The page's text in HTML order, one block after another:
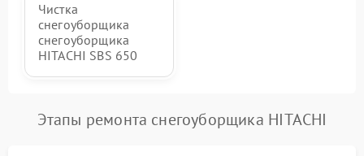
Чистка
снегоуборщика
снегоуборщика
HITACHI SBS 650
Этапы ремонта снегоуборщика HITACHI